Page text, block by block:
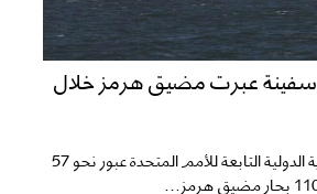
تقرير أممي: 57 سفينة عبرت مضيق هرمز خلال
أعلنت المنظمة البحرية الدولية التابعة للأمم المتحدة عبور نحو 57